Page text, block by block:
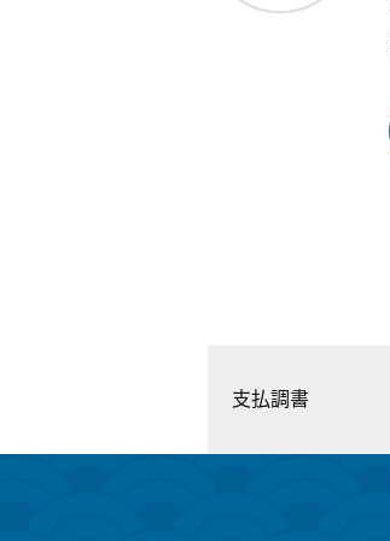
支払調書